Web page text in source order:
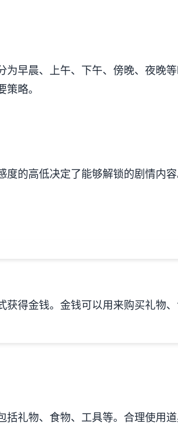
为早晨、上午、下午、傍晚、夜晚
略。
度的高低决定了能够解锁的剧情内
得金钱。金钱可以用来购买礼物、
括礼物、食物、工具等。合理使用